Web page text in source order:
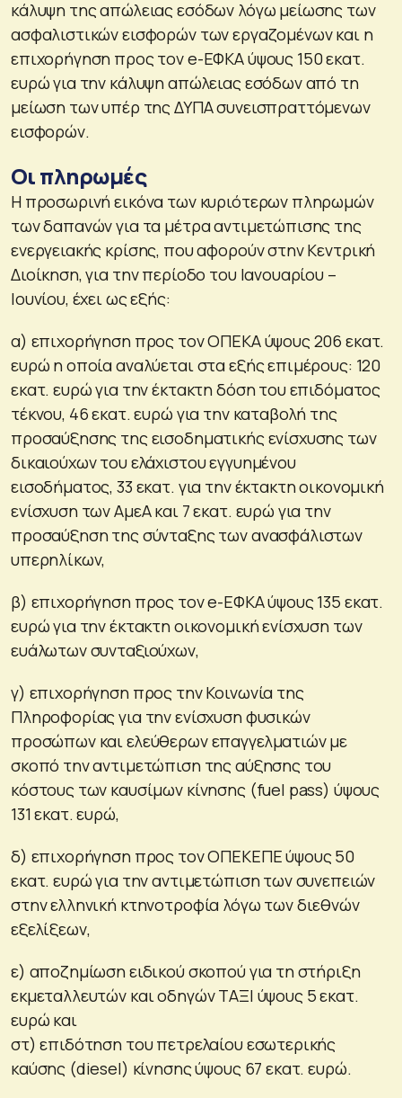
κάλυψη της απώλειας εσόδων λόγω μείωσης των
ασφαλιστικών εισφορών των εργαζομένων και η
επιχορήγηση προς τον e-ΕΦΚΑ ύψους 150 εκατ.
ευρώ για την κάλυψη απώλειας εσόδων από τη
μείωση των υπέρ της ΔΥΠΑ συνεισπραττόμενων
εισφορών.
Οι πληρωμές
Η προσωρινή εικόνα των κυριότερων πληρωμών
των δαπανών για τα μέτρα αντιμετώπισης της
ενεργειακής κρίσης, που αφορούν στην Κεντρική
Διοίκηση, για την περίοδο του Ιανουαρίου –
Ιουνίου, έχει ως εξής:
α) επιχορήγηση προς τον ΟΠΕΚΑ ύψους 206 εκατ.
ευρώ η οποία αναλύεται στα εξής επιμέρους: 120
εκατ. ευρώ για την έκτακτη δόση του επιδόματος
τέκνου, 46 εκατ. ευρώ για την καταβολή της
προσαύξησης της εισοδηματικής ενίσχυσης των
δικαιούχων του ελάχιστου εγγυημένου
εισοδήματος, 33 εκατ. για την έκτακτη οικονομική
ενίσχυση των ΑμεΑ και 7 εκατ. ευρώ για την
προσαύξηση της σύνταξης των ανασφάλιστων
υπερηλίκων,
β) επιχορήγηση προς τον e-ΕΦΚΑ ύψους 135 εκατ.
ευρώ για την έκτακτη οικονομική ενίσχυση των
ευάλωτων συνταξιούχων,
γ) επιχορήγηση προς την Κοινωνία της
Πληροφορίας για την ενίσχυση φυσικών
προσώπων και ελεύθερων επαγγελματιών με
σκοπό την αντιμετώπιση της αύξησης του
κόστους των καυσίμων κίνησης (fuel pass) ύψους
131 εκατ. ευρώ,
δ) επιχορήγηση προς τον ΟΠΕΚΕΠΕ ύψους 50
εκατ. ευρώ για την αντιμετώπιση των συνεπειών
στην ελληνική κτηνοτροφία λόγω των διεθνών
εξελίξεων,
ε) αποζημίωση ειδικού σκοπού για τη στήριξη
εκμεταλλευτών και οδηγών ΤΑΞΙ ύψους 5 εκατ.
ευρώ και
στ) επιδότηση του πετρελαίου εσωτερικής
καύσης (diesel) κίνησης ύψους 67 εκατ. ευρώ.